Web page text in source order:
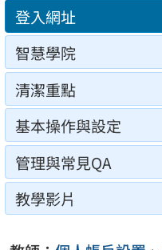
登入網址
智慧學院
清潔重點
基本操作與設定
管理與常見QA
教學影片